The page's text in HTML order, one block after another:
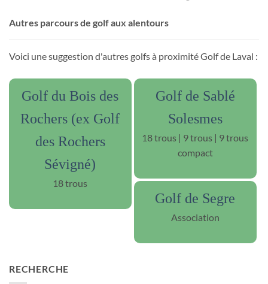
Autres parcours de golf aux alentours
Voici une suggestion d'autres golfs à proximité Golf de Laval :
Golf du Bois des
Rochers (ex Golf
des Rochers
Sévigné)
18 trous
Golf de Sablé
Solesmes
18 trous | 9 trous | 9 trous
compact
Golf de Segre
Association
RECHERCHE